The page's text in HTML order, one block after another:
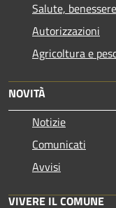
Salute,
Autorizzazioni
Agricoltura e
NOVITÀ
Notizie
Comunicati
Avvisi
VIVERE IL COMUNE